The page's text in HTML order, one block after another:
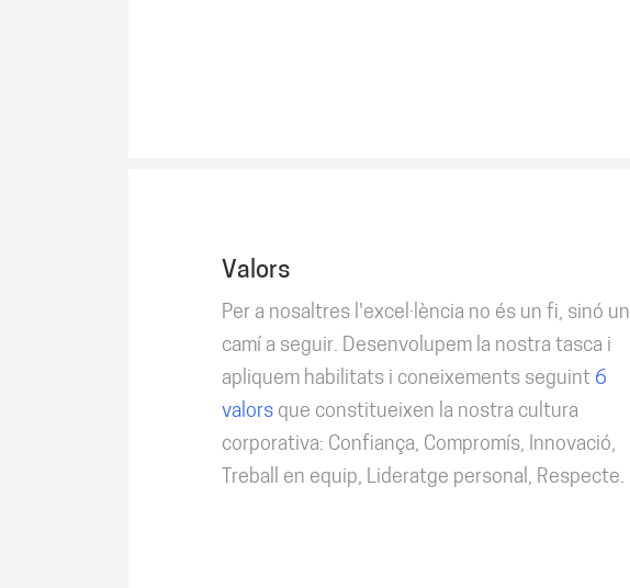
Valors
Per a nosaltres l'excel·lència no és un fi, sinó un
camí a seguir. Desenvolupem la nostra tasca i
apliquem habilitats i coneixements seguint 6
valors que constitueixen la nostra cultura
corporativa: Confiança, Compromís, Innovació,
Treball en equip, Lideratge personal, Respecte.